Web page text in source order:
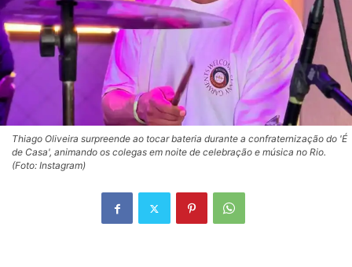
Thiago Oliveira surpreende ao tocar bateria durante a confraternização do 'É
de Casa', animando os colegas em noite de celebração e música no Rio.
(Foto: Instagram)